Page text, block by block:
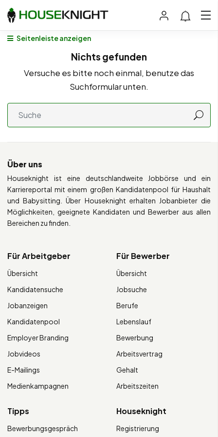
Seitenleiste anzeigen
Nichts gefunden
Versuche es bitte noch einmal, benutze das
Suchformular unten.
Über uns
Houseknight ist eine deutschlandweite Jobbörse und ein
Karriereportal mit einem großen Kandidatenpool für Haushalt
und Babysitting. Über Houseknight erhalten Jobanbieter die
Möglichkeiten, geeignete Kandidaten und Bewerber aus allen
Bereichen zu finden.
Für Arbeitgeber
Übersicht
Kandidatensuche
Jobanzeigen
Kandidatenpool
Employer Branding
Jobvideos
E-Mailings
Medienkampagnen
Für Bewerber
Übersicht
Jobsuche
Berufe
Lebenslauf
Bewerbung
Arbeitsvertrag
Gehalt
Arbeitszeiten
Tipps
Bewerbungsgespräch
Houseknight
Registrierung